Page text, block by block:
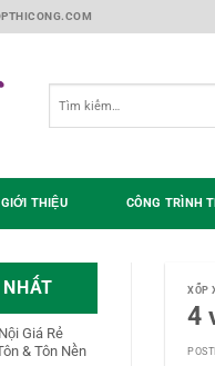
kiếm:
GIỚI THIỆU CÔNG TRÌNH
Giá Rẻ
& Tôn Nền
XỐP
4